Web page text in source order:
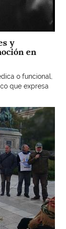
y
en
o funcional,
que expresa